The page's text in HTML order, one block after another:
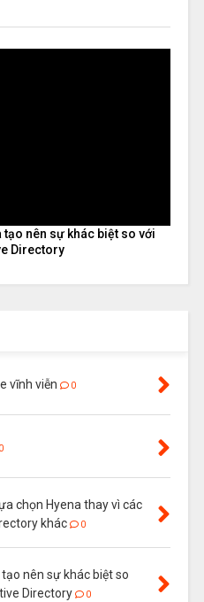
tạo nên sự khác biệt so với
Directory
vĩnh viễn 0
0
chọn Hyena thay vì các
khác
0
nên sự khác biệt so
Directory
0